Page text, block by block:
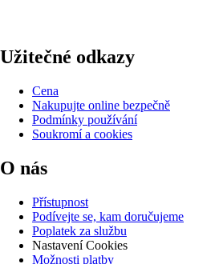
Užitečné odkazy
Cena
Nakupujte online bezpečně
Podmínky používání
Soukromí a cookies
O nás
Přístupnost
Podívejte se, kam doručujeme
Poplatek za službu
Nastavení Cookies
Možnosti platby